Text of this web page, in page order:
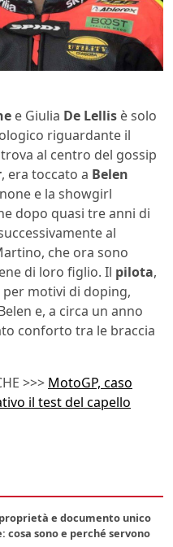
e Giulia De Lellis è solo
riguardante il
al centro del gossip
, era toccato a Belen
e la showgirl
dopo quasi tre anni di
al
che ora sono
di loro figlio. Il pilota,
per motivi di doping,
e, a circa un anno
conforto tra le braccia
>>> MotoGP, caso
il test del capello
e documento unico
cosa sono e perché servono